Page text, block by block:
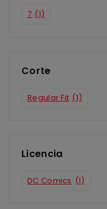
7 (1)
Corte
Regular Fit (1)
Licencia
DC Comics (1)